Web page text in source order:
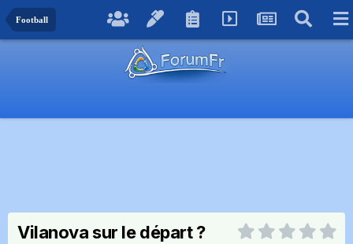
Football
Vilanova sur le départ ?